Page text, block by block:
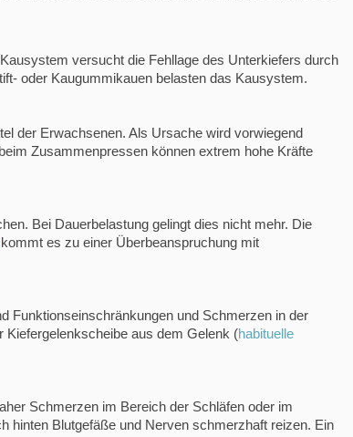
versucht die Fehllage des Unterkiefers durch
oder Kaugummikauen belasten das Kausystem.
der Erwachsenen. Als Ursache wird vorwiegend
Zusammenpressen können extrem hohe Kräfte
Bei Dauerbelastung gelingt dies nicht mehr. Die
kommt es zu einer Überbeanspruchung mit
Funktionseinschränkungen und Schmerzen in der
aus dem Gelenk (habituelle
Schmerzen im Bereich der Schläfen oder im
hinten Blutgefäße und Nerven schmerzhaft reizen. Ein